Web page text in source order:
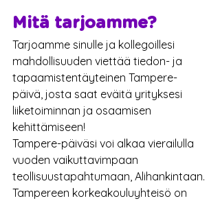
Mitä tarjoamme?
Tarjoamme sinulle ja kollegoillesi
mahdollisuuden viettää tiedon- ja
tapaamistentäyteinen Tampere-
päivä, josta saat eväitä yrityksesi
liiketoiminnan ja osaamisen
kehittämiseen!
Tampere-päiväsi voi alkaa vierailulla
vuoden vaikuttavimpaan
teollisuustapahtumaan, Alihankintaan.
Tampereen korkeakouluyhteisö on